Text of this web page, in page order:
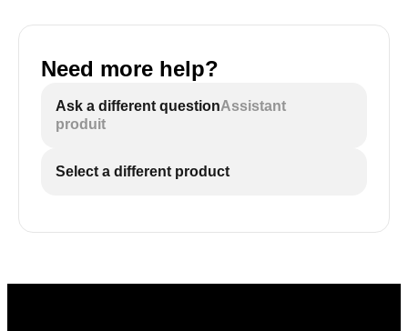
Need more help?
Ask a different questionAssistant
produit
Select a different product